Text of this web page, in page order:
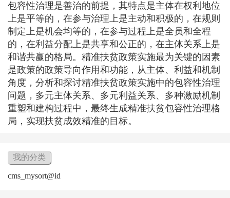
包容性治理是善治的前提，其特点是主体在权利地位
上是平等的，在参与治理上是主动和积极的，在规则
制定上是机会均等的，在参与过程上是全员和全程
的，在利益分配上是共享和公正的，在主体关系上是
和谐共赢的格局。精准扶贫政策实施最为关键的因素
是政策的政策导向作用和功能，从主体、利益和机制
角度，分析和探讨精准扶贫政策实施中的包容性治理
问题，多元主体关系、多元利益关系、多种激励机制
重塑和建构过程中，最终生成精准扶贫包容性治理格
局，实现扶贫成效精准的目标。
我的分类
cms_mysort@id